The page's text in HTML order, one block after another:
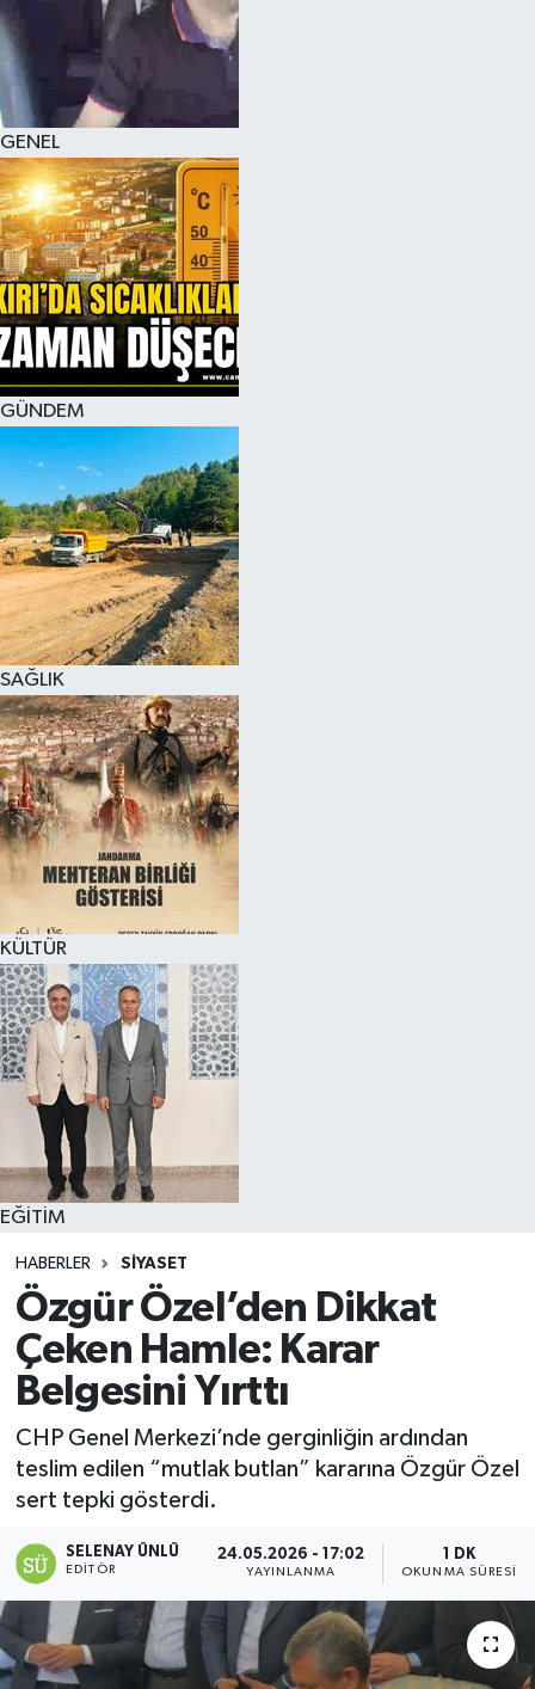
GENEL
GÜNDEM
SAĞLIK
KÜLTÜR
EĞİTİM
HABERLER SİYASET
Özgür Özel’den Dikkat
Çeken Hamle: Karar
Belgesini Yırttı
CHP Genel Merkezi’nde gerginliğin ardından
teslim edilen “mutlak butlan” kararına Özgür Özel
sert tepki gösterdi.
SELENAY ÜNLÜ
EDITÖR
24.05.2026 - 17:02
YAYINLANMA
1 DK
OKUNMA SÜRESI
KÜLTÜR SANAT
MAGAZİN
SAĞLIK
SİYASET
SPOR
TEKNOLOJİ
VİZYONDAKİLER
YAŞAM